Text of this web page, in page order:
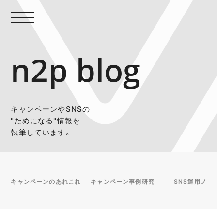
n2p blog
キャンペーンやSNSの
"ためになる"情報を
執筆しています。
キャンペーンのあれこれ キャンペーン事例研究 SNS運用ノウ